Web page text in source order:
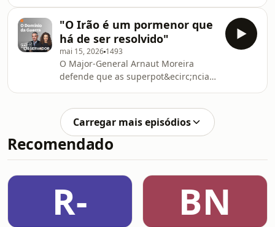
cimeira em Pequim teve "mais
coreografia do que subst&acirc;ncia"
da parte de Putin.See
omnystudio.com/listener for privacy
information.
"O Irão é um pormenor que
há de ser resolvido"
mai 15, 2026 1493
O Major-General Arnaut Moreira
defende que as superpot&ecirc;ncias
Pequim &eacute; a grande
prejudicada pelo fecho de Ormuz e
quer estabilidade no
com&eacute;rcio.See
information.
Carregar mais episódios
Recomendado
R- BN